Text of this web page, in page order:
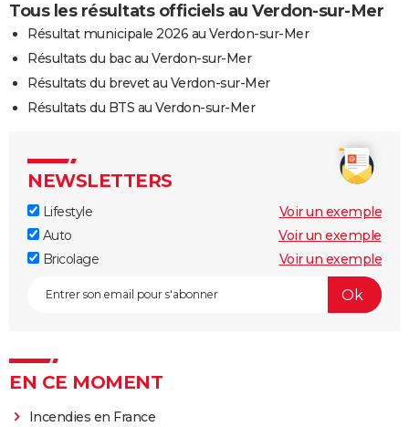
Tous les résultats officiels au Verdon-sur-Mer
Résultat municipale 2026 au Verdon-sur-Mer
Résultats du bac au Verdon-sur-Mer
Résultats du brevet au Verdon-sur-Mer
Résultats du BTS au Verdon-sur-Mer
NEWSLETTERS
Lifestyle
Voir un exemple
Auto
Voir un exemple
Bricolage
Voir un exemple
EN CE MOMENT
Incendies en France